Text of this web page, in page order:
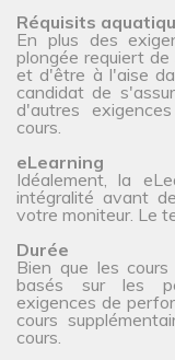
Réquisits
En plus des
plongée requiert de
et d'être à l'aise
candidat de
d'autres
cours.
eLearning
Idéalement, la
intégralité avant
votre moniteur. Le
Durée
Bien que les
basés sur les
exigences de
cours
cours.